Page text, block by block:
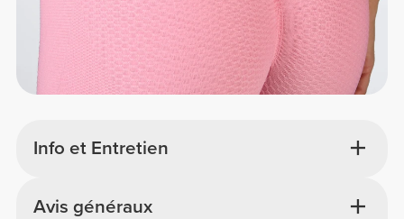
Info et Entretien
Avis généraux